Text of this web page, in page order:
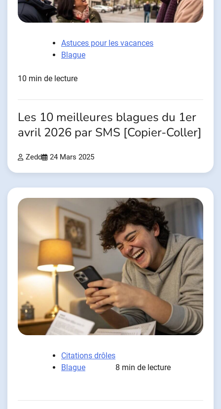
Astuces pour les vacances
Blague
10 min de lecture
Les 10 meilleures blagues du 1er
avril 2026 par SMS [Copier-Coller]
Zedd 24 Mars 2025
Citations drôles
Blague
8 min de lecture